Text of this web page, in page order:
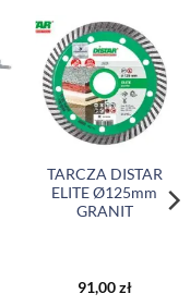
TARCZA DISTAR
ELITE Ø125mm
GRANIT
91,00zł